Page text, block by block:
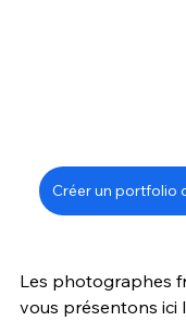
Créer un portfolio
Les photographes
vous présentons ici